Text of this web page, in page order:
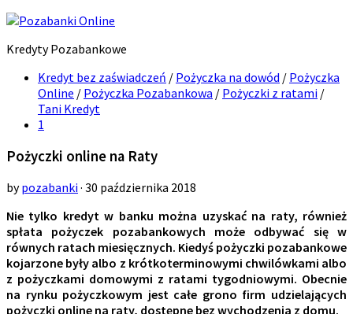
Kredyty Pozabankowe
Kredyt bez zaświadczeń / Pożyczka na dowód / Pożyczka
Online / Pożyczka Pozabankowa / Pożyczki z ratami /
Tani Kredyt
1
Pożyczki online na Raty
bypozabanki· 30 października 2018
Nie tylko kredyt w banku można uzyskać na raty, również
spłata pożyczek pozabankowych może odbywać się w
równych ratach miesięcznych. Kiedyś pożyczki pozabankowe
kojarzone były albo z krótkoterminowymi chwilówkami albo
z pożyczkami domowymi z ratami tygodniowymi. Obecnie
na rynku pożyczkowym jest całe grono firm udzielających
pożyczki online na raty, dostępne bez wychodzenia z domu.